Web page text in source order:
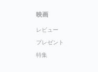
映画
レビュー
プレゼント
特集